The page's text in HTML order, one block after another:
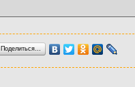
Поделиться…